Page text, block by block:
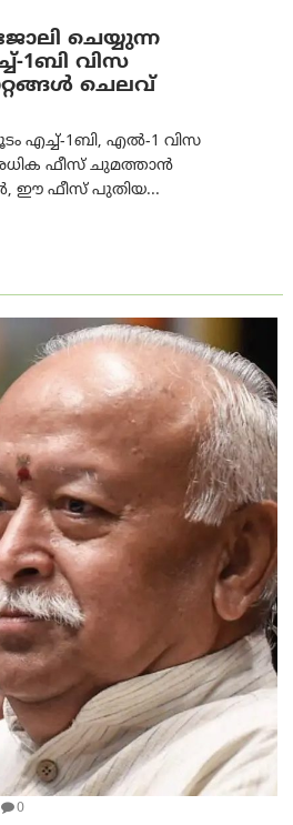
ചെയ്യുന്ന
1ബി വിസ
ചെലവ്
എച്ച്-1ബി, എൽ-1 വിസ
അധിക ഫീസ് ചുമത്താൻ
ഈ ഫീസ് പുതിയ...
0